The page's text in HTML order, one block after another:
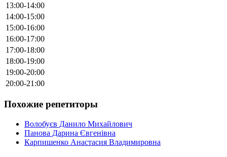
13:00-14:00
14:00-15:00
15:00-16:00
16:00-17:00
17:00-18:00
18:00-19:00
19:00-20:00
20:00-21:00
Похожие репетиторы
Волобуєв Данило Михайлович
Панова Дарина Євгенівна
Карпишенко Анастасия Владимировна